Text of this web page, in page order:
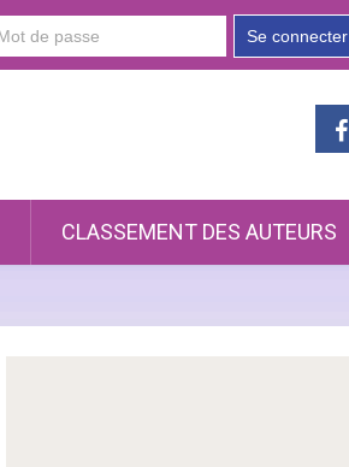
Se connecter
CLASSEMENT DES AUTEURS